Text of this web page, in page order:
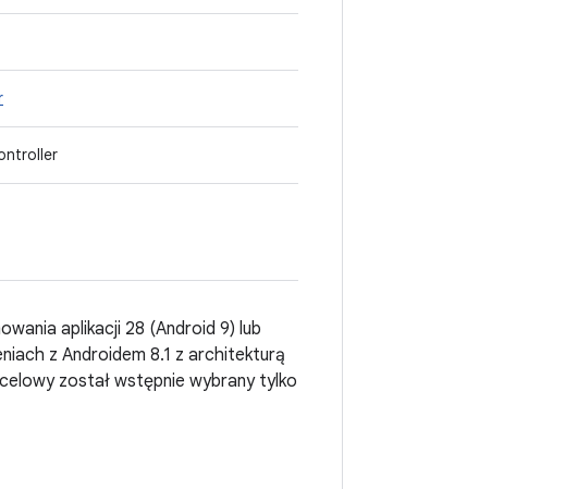
aplikacji 28 (Android 9) lub
z Androidem 8.1 z architekturą
został wstępnie wybrany tylko